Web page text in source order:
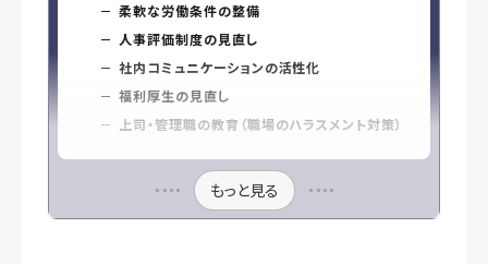
柔軟な労働条件の整備
人事評価制度の見直し
社内コミュニケーションの活性化
福利厚生の見直し
上司・管理職の教育（職場のハラスメント対策）
もっと見る